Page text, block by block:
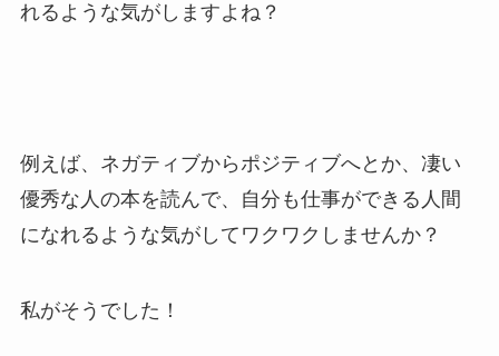
れるような気がしますよね？
例えば、ネガティブからポジティブへとか、凄い
優秀な人の本を読んで、自分も仕事ができる人間
になれるような気がしてワクワクしませんか？
私がそうでした！